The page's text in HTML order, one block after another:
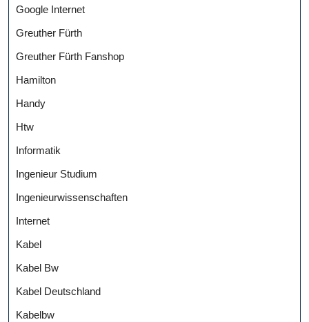
Google Internet
Greuther Fürth
Greuther Fürth Fanshop
Hamilton
Handy
Htw
Informatik
Ingenieur Studium
Ingenieurwissenschaften
Internet
Kabel
Kabel Bw
Kabel Deutschland
Kabelbw